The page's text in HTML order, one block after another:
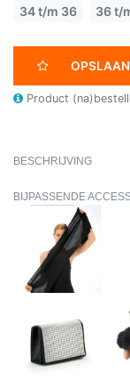
34 t/m 36 36 t/
Product
BESCHRIJVING
BIJPASSENDE